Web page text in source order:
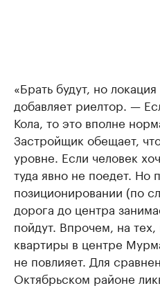
«Брать будут, но
добавляет риелтор. —
Кола, то это вполне
Застройщик обещает,
уровне. Если человек
туда явно не поедет.
позиционировании (по
дорога до центра
пойдут. Впрочем, на
квартиры в центре
не повлияет. Для
Октябрьском районе